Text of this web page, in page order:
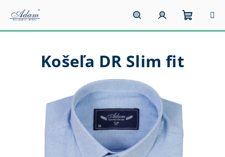
obsah
HľadaťPrihlásenie
Košeľa DR Slim fit